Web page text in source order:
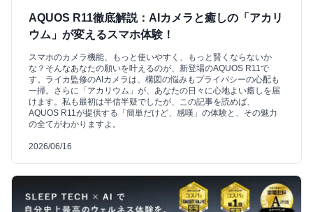
AQUOS R11徹底解説：AIカメラと癒しの「アカリ
ウム」が変えるスマホ体験！
スマホのカメラ機能、もっと使いやすく、もっと賢くならないか
な？そんなあなたの願いを叶えるのが、新登場のAQUOS R11で
す。ライカ監修のAIカメラは、構図の悩みもプライバシーの心配も
一掃。さらに「アカリウム」が、あなたの日々に心地よい癒しを届
けます。私も最初は半信半疑でしたが、この記事を読めば、
AQUOS R11が提供する「簡単だけど、感嘆」の体験と、その魅力
の全てがわかりますよ。
2026/06/16